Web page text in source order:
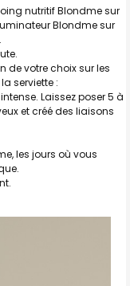
nutritif Blondmesur
Blondmesur
de votre choix sur les
serviette :
. Laissez poser 5 à
et créé des liaisons
, les jours où vous
.